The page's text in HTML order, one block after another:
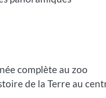
complète au zoo
de la Terre au